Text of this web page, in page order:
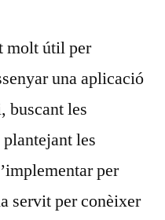
molt útil per
una aplicació
buscant les
les
per
servit per conèixer